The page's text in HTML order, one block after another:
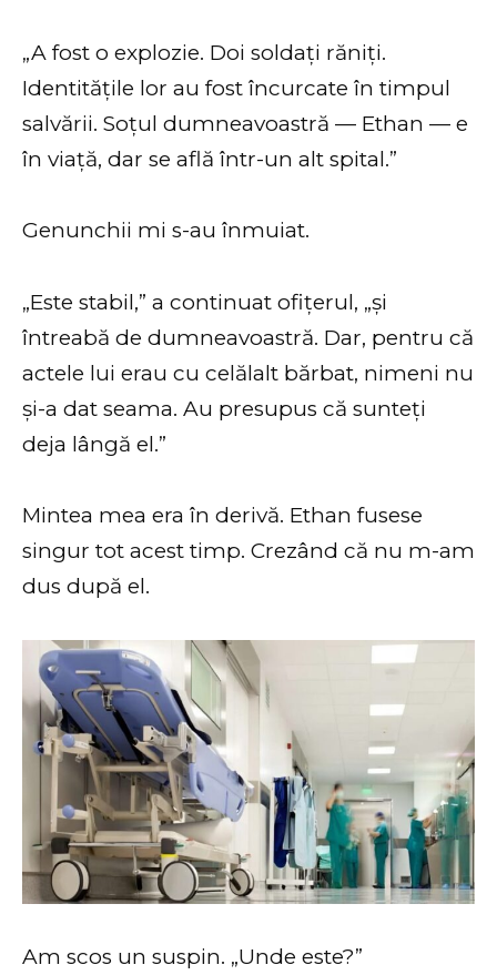
„A fost o explozie. Doi soldați răniți.
Identitățile lor au fost încurcate în timpul
salvării. Soțul dumneavoastră — Ethan — e
în viață, dar se află într-un alt spital.”
Genunchii mi s-au înmuiat.
„Este stabil,” a continuat ofițerul, „și
întreabă de dumneavoastră. Dar, pentru că
actele lui erau cu celălalt bărbat, nimeni nu
și-a dat seama. Au presupus că sunteți
deja lângă el.”
Mintea mea era în derivă. Ethan fusese
singur tot acest timp. Crezând că nu m-am
dus după el.
Am scos un suspin. „Unde este?”